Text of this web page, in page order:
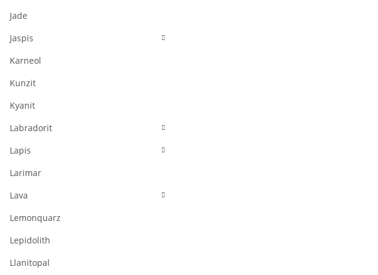
Jade
Jaspis
Karneol
Kunzit
Kyanit
Labradorit
Lapis
Larimar
Lava
Lemonquarz
Lepidolith
Llanitopal